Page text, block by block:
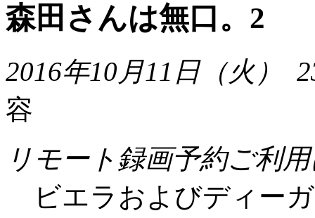
森田さんは無口。2
2016年10月11日（火）
容
リモート録画予約ご利
ビエラおよびディー